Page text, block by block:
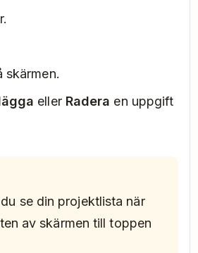
eller Radera en uppgift
se din projektlista när
av skärmen till toppen